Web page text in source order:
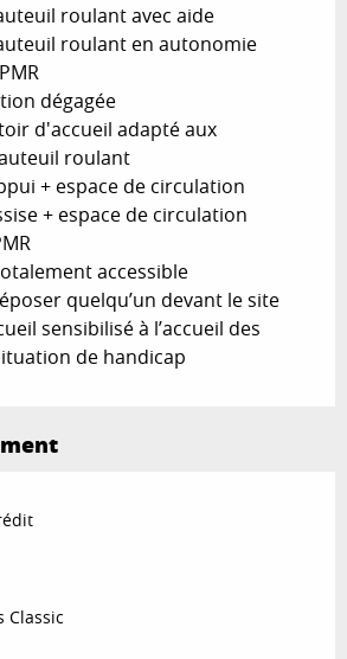
roulant avec aide
roulant en autonomie
dégagée
d'accueil adapté aux
roulant
+ espace de circulation
+ espace de circulation
accessible
quelqu’un devant le site
sensibilisé à l’accueil des
de handicap
Classic